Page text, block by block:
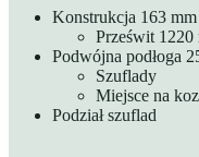
Konstrukcja 163 mm
Prześwit 1220
Podwójna podłoga
Szuflady
Miejsce na
Podział szuflad